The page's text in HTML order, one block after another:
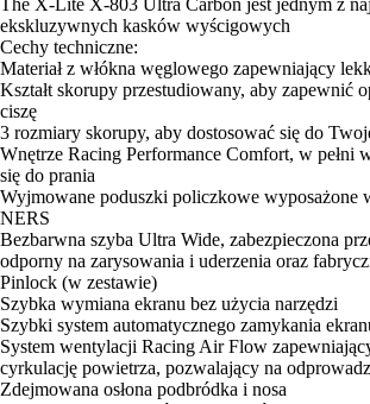
ekskluzywnych kasków wyścigowych
Cechy techniczne:
Materiał z włókna węglowego zapewniający
Kształt skorupy przestudiowany, aby zapewnić
ciszę
3 rozmiary skorupy, aby dostosować się do
Wnętrze Racing Performance Comfort, w pełni
się do prania
Wyjmowane poduszki policzkowe wyposażone
NERS
Bezbarwna szyba Ultra Wide, zabezpieczona
odporny na zarysowania i uderzenia oraz
Pinlock (w zestawie)
Szybka wymiana ekranu bez użycia narzędzi
Szybki system automatycznego zamykania
System wentylacji Racing Air Flow
cyrkulację powietrza, pozwalający na
Zdejmowana osłona podbródka i nosa